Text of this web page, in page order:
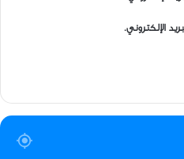
الإلكتروني.